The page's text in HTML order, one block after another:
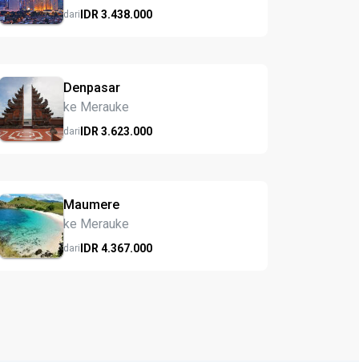
dariIDR3.438.000
Denpasar
ke Merauke
dariIDR3.623.000
Maumere
ke Merauke
dariIDR4.367.000